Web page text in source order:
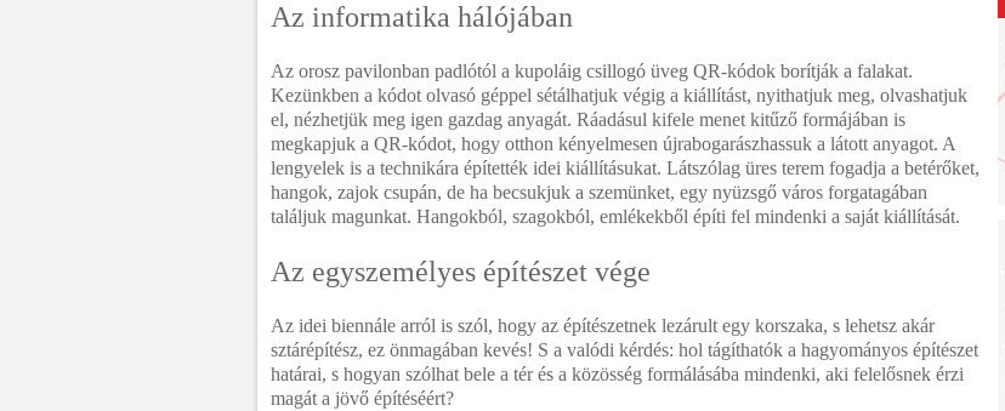
Az informatika hálójában
Az orosz pavilonban padlótól a kupoláig csillogó üveg QR-kódok borítják a falakat.
Kezünkben a kódot olvasó géppel sétálhatjuk végig a kiállítást, nyithatjuk meg, olvashatjuk
el, nézhetjük meg igen gazdag anyagát. Ráadásul kifele menet kitűző formájában is
megkapjuk a QR-kódot, hogy otthon kényelmesen újrabogarászhassuk a látott anyagot. A
lengyelek is a technikára építették idei kiállításukat. Látszólag üres terem fogadja a betérőket,
hangok, zajok csupán, de ha becsukjuk a szemünket, egy nyüzsgő város forgatagában
találjuk magunkat. Hangokból, szagokból, emlékekből építi fel mindenki a saját kiállítását.
Az egyszemélyes építészet vége
Az idei biennále arról is szól, hogy az építészetnek lezárult egy korszaka, s lehetsz akár
sztárépítész, ez önmagában kevés! S a valódi kérdés: hol tágíthatók a hagyományos építészet
határai, s hogyan szólhat bele a tér és a közösség formálásába mindenki, aki felelősnek érzi
magát a jövő építéséért?